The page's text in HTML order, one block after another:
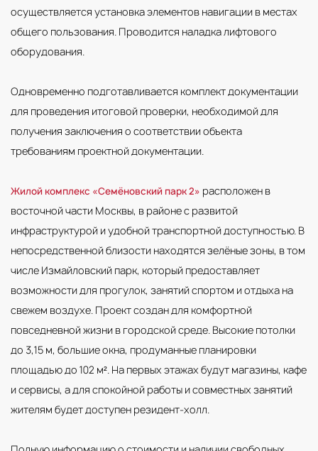
осуществляется установка элементов навигации в местах
общего пользования. Проводится наладка лифтового
оборудования.
Одновременно подготавливается комплект документации
для проведения итоговой проверки, необходимой для
получения заключения о соответствии объекта
требованиям проектной документации.
Жилой комплекс «Семёновский парк 2» расположен в
восточной части Москвы, в районе с развитой
инфраструктурой и удобной транспортной доступностью. В
непосредственной близости находятся зелёные зоны, в том
числе Измайловский парк, который предоставляет
возможности для прогулок, занятий спортом и отдыха на
свежем воздухе. Проект создан для комфортной
повседневной жизни в городской среде. Высокие потолки
до 3,15 м, большие окна, продуманные планировки
площадью до 102 м². На первых этажах будут магазины, кафе
и сервисы, а для спокойной работы и совместных занятий
жителям будет доступен резидент-холл.